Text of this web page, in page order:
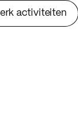
activiteiten